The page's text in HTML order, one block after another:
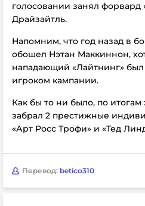
голосовании занял форвард
Драйзайтль.
Напомним, что год назад в
обошел Нэтан Маккиннон,
нападающий «Лайтнинг»
игроком кампании.
Как бы то ни было, по итогам
забрал 2 престижные
«Арт Росс Трофи» и «Тед
Перевод: betico310